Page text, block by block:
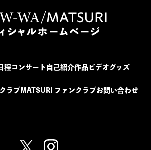
程コンサート 自己紹介作品ビデオグッズ
ラブ MATSURI ファンクラブ お問い合わせ